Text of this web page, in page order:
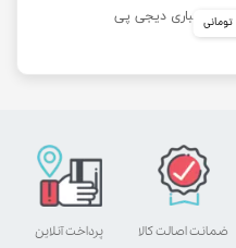
پرداخت آنلاین ضمانت اصالت کالا